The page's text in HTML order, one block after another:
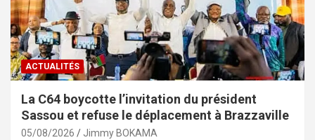
ACTUALITÉS
La C64 boycotte l’invitation du président
Sassou et refuse le déplacement à Brazzaville
05/08/2026 Jimmy BOKAMA